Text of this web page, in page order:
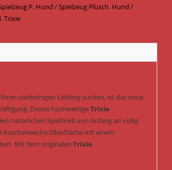
P, Hund / Spielzeug Plüsch, Hund /
,Trixie
vierbeinigen Liebling suchen, ist das neue
Dieses hochwertigeTrixie
natürlichen Spieltrieb von Anfang an völlig
kuschelweiche Oberfläche mit einem
Mit dem originalen Trixie